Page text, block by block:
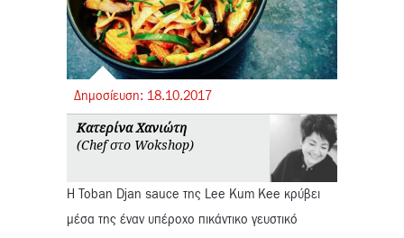
Δημοσίευση: 18.10.2017
Κατερίνα Χανιώτη
(Chef στο Wokshop)
Η Toban Djan sauce της Lee Kum Kee κρύβει
μέσα της έναν υπέροχο πικάντικο γευστικό